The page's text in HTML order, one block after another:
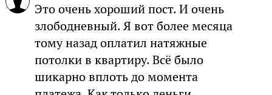
Это очень хороший пост. И очень
злободневный. Я вот более месяца
тому назад оплатил натяжные
потолки в квартиру. Всё было
шикарно вплоть до момента